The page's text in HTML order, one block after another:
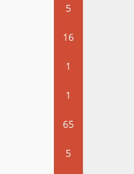
5
16
1
1
65
5